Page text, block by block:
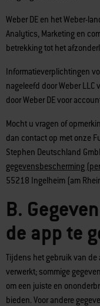
Weber DE en het Weber-
Analytics, Marketing en
betrekking tot het
Informatieverplichtingen
nageleefd door Weber
door Weber DE voor
Mocht u vragen of
dan contact op met onze
Stephen Deutschland
gegevensbescherming
55218 Ingelheim (am
B.
de app te
Tijdens het gebruik van
verwerkt; sommige
om een juiste en
bieden. Voor andere